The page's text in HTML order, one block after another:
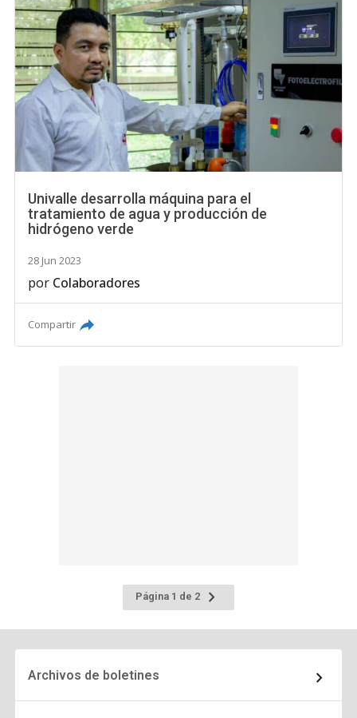
Univalle desarrolla máquina para el
tratamiento de agua y producción de
hidrógeno verde
28 Jun 2023
por Colaboradores
Compartir
Página 1 de 2
Ir
a
Archivos de boletines